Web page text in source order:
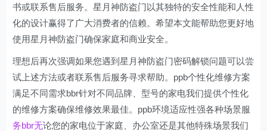
书或联系售后服务。星月神防盗门以其独特的安全性能和人性
化的设计赢得了广大消费者的信赖。希望本文能帮助您更好地
使用星月神防盗门确保家庭和商业安全。
理想后再次强调如果您遇到星月神防盗门密码解锁问题可以尝
试上述方法或者联系售后服务寻求帮助。ppb个性化维修方案
满足不同需求bbr针对不同品牌、型号的家电我们提供个性化
的维修方案确保维修效果最佳。ppb环境适应性强各种场景服
务bbr无论您的家电位于家庭、办公室还是其他特殊场景我们